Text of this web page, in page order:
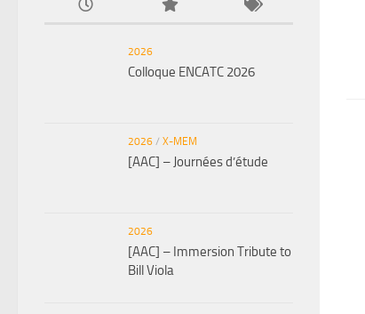
2026
Colloque ENCATC 2026
2026 / X-MEM
[AAC] – Journées d’étude
2026
[AAC] – Immersion Tribute to
Bill Viola